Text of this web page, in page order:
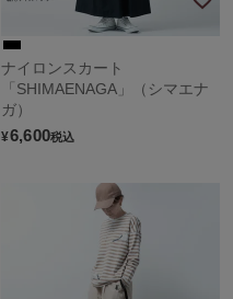
ナイロンスカート
「SHIMAENAGA」（シマエナ
ガ）
¥6,600税込